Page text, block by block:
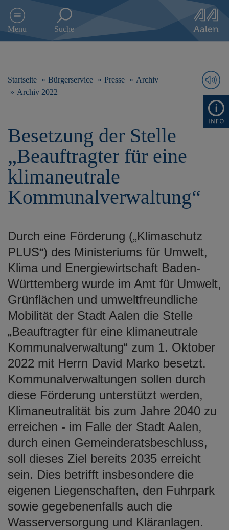
e
Menu Suche
Startseite Bürgerservice Presse
Archiv
Archiv 2022
Besetzung der Stelle
„Beauftragter für eine
klimaneutrale
Kommunalverwaltung“
Durch eine Förderung („Klimaschutz
PLUS“) des Ministeriums für Umwelt,
Klima und Energiewirtschaft Baden-
Württemberg wurde im Amt für Umwelt,
Grünflächen und umweltfreundliche
Mobilität der Stadt Aalen die Stelle
„Beauftragter für eine klimaneutrale
Kommunalverwaltung“ zum 1. Oktober
2022 mit Herrn David Marko besetzt.
Kommunalverwaltungen sollen durch
diese Förderung unterstützt werden,
Klimaneutralität bis zum Jahre 2040 zu
erreichen - im Falle der Stadt Aalen,
durch einen Gemeinderatsbeschluss,
soll dieses Ziel bereits 2035 erreicht
sein. Dies betrifft insbesondere die
eigenen Liegenschaften, den Fuhrpark
sowie gegebenenfalls auch die
Wasserversorgung und Kläranlagen.